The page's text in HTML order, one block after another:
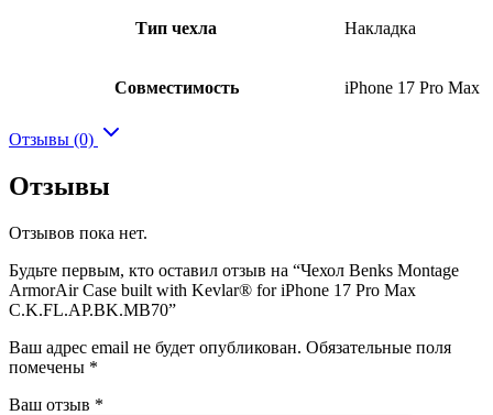
Тип чехла Накладка
Совместимость iPhone 17 Pro Max
Отзывы (0)
Отзывы
Отзывов пока нет.
Будьте первым, кто оставил отзыв на “Чехол Benks Montage
ArmorAir Case built with Kevlar® for iPhone 17 Pro Max
C.K.FL.AP.BK.MB70”
Ваш адрес email не будет опубликован. Обязательные поля
помечены *
Ваш отзыв *